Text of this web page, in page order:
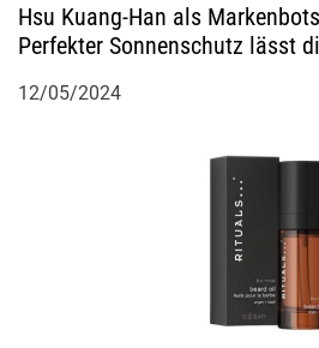
a
t
Hsu Kuang-Han als
Perfekter Sonnenschutz lässt
12/05/2024